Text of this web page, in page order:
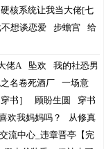
硬核系统让我当大佬[七
想谈恋爱 步蟾宫
给
佬A 坠欢
我的社恐男
名卷死酒厂
一场意
书］ 顾盼生圆
穿书
欢我妈妈吗？
从修真
流中心_违章晋亭【完